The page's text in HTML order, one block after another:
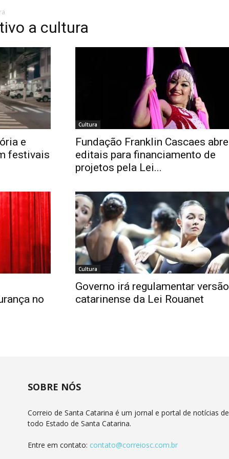
a cultura
e
festivais
Cultura
Fundação Franklin Cascaes abre
editais para financiamento de
projetos pela Lei...
no
Cultura
Governo irá regulamentar versão
catarinense da Lei Rouanet
SOBRE NÓS
Correio de Santa Catarina é um jornal e portal de notícias de
todo Estado de Santa Catarina.
Entre em contato: contato@correiosc.com.br